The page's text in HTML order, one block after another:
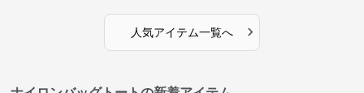
人気アイテム一覧へ ›